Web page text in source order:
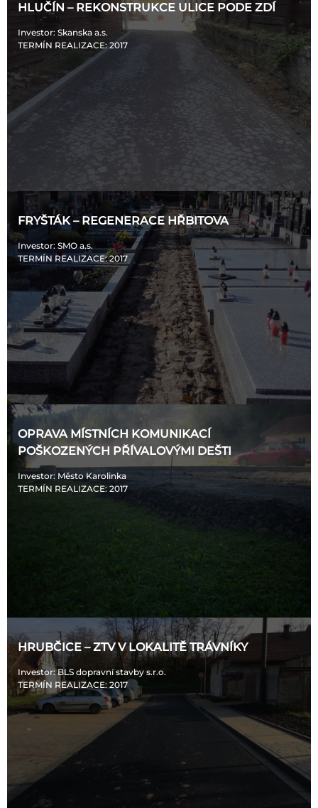
HLUČÍN – REKONSTRUKCE ULICE PODE ZDÍ
Investor: Skanska a.s.
TERMÍN REALIZACE: 2017
FRYŠTÁK – REGENERACE HŘBITOVA
Investor: SMO a.s.
TERMÍN REALIZACE: 2017
OPRAVA MÍSTNÍCH KOMUNIKACÍ
POŠKOZENÝCH PŘÍVALOVÝMI DEŠTI
Investor: Město Karolinka
TERMÍN REALIZACE: 2017
HRUBČICE – ZTV V LOKALITĚ TRÁVNÍKY
Investor: BLS dopravní stavby s.r.o.
TERMÍN REALIZACE: 2017